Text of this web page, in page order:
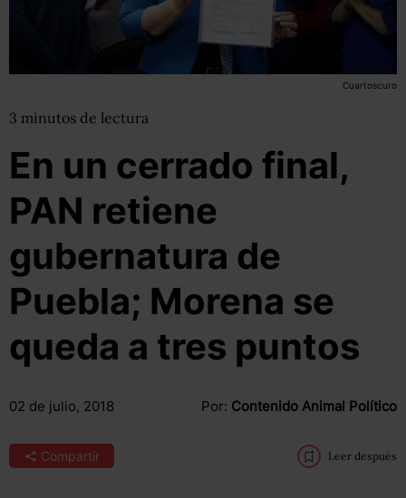
Cuartoscuro
3 minutos de lectura
En un cerrado final,
PAN retiene
gubernatura de
Puebla; Morena se
queda a tres puntos
02 de julio, 2018 Por: Contenido Animal Político
Compartir Leer después